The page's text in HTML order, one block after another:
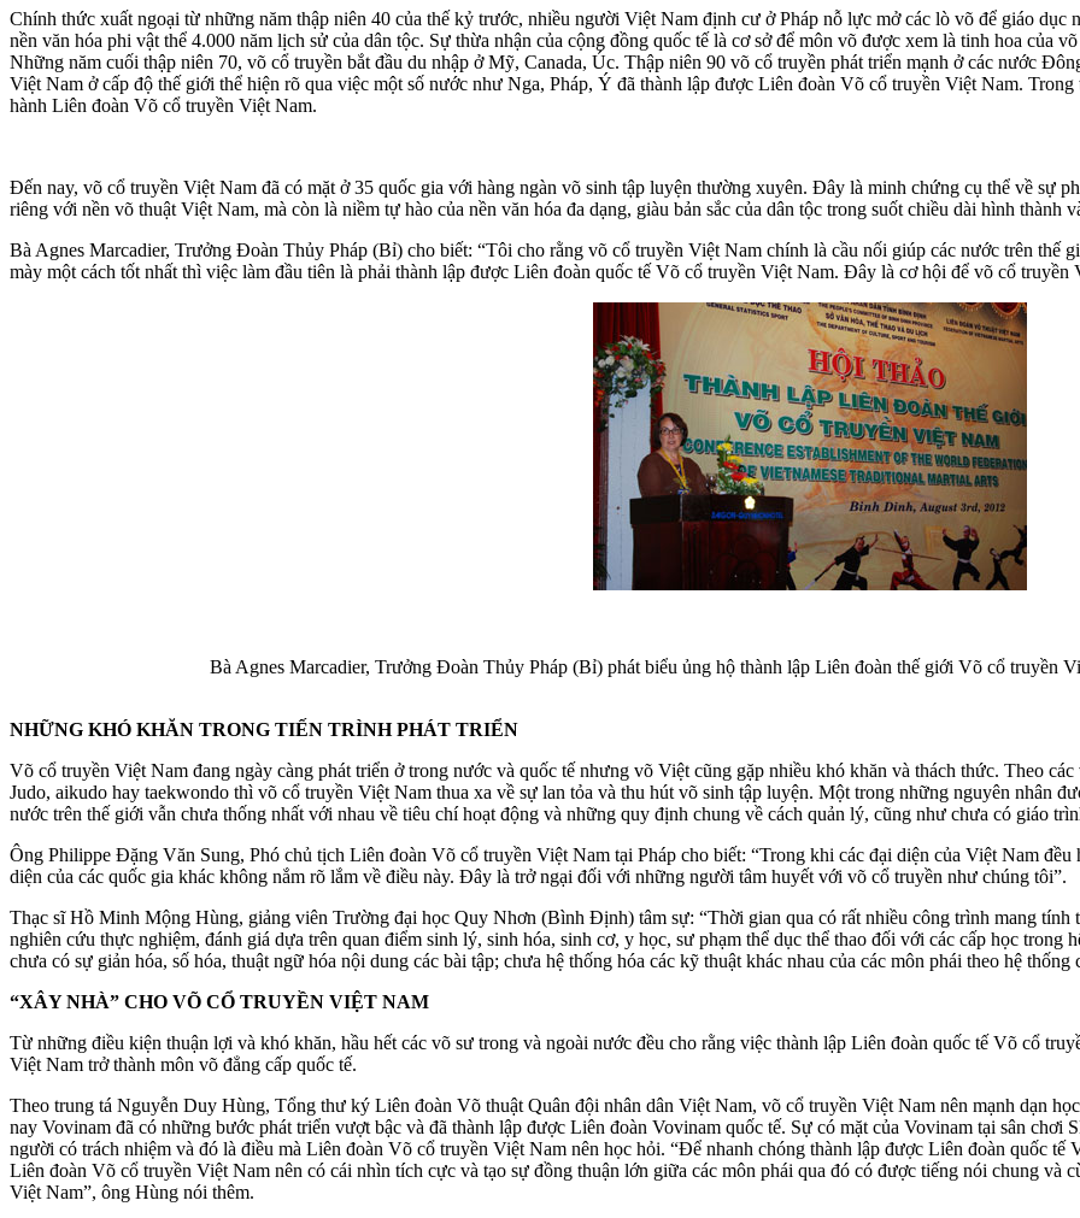
Chính thức xuất ngoại từ những năm thập niên 40 của thế kỷ trước, nhiều người Việt Nam định cư ở Pháp nỗ lực mở các lò võ để giáo dục
nền văn hóa phi vật thể 4.000 năm lịch sử của dân tộc. Sự thừa nhận của cộng đồng quốc tế là cơ sở để môn võ được xem là tinh hoa của
Những năm cuối thập niên 70, võ cổ truyền bắt đầu du nhập ở Mỹ, Canada, Úc. Thập niên 90 võ cổ truyền phát triển mạnh ở các nước
Việt Nam ở cấp độ thế giới thể hiện rõ qua việc một số nước như Nga, Pháp, Ý đã thành lập được Liên đoàn Võ cổ truyền Việt Nam.
hành Liên đoàn Võ cổ truyền Việt Nam.
Đến nay, võ cổ truyền Việt Nam đã có mặt ở 35 quốc gia với hàng ngàn võ sinh tập luyện thường xuyên. Đây là minh chứng cụ thể về sự
riêng với nền võ thuật Việt Nam, mà còn là niềm tự hào của nền văn hóa đa dạng, giàu bản sắc của dân tộc trong suốt chiều dài hình thành
Bà Agnes Marcadier, Trưởng Đoàn Thủy Pháp (Bỉ) cho biết: “Tôi cho rằng võ cổ truyền Việt Nam chính là cầu nối giúp các nước trên thế
mày một cách tốt nhất thì việc làm đầu tiên là phải thành lập được Liên đoàn quốc tế Võ cổ truyền Việt Nam. Đây là cơ hội để võ cổ
Bà Agnes Marcadier, Trưởng Đoàn Thủy Pháp (Bỉ) phát biểu ủng hộ thành lập Liên đoàn thế giới Võ cổ
NHỮNG KHÓ KHĂN TRONG TIẾN TRÌNH PHÁT TRIỂN
Võ cổ truyền Việt Nam đang ngày càng phát triển ở trong nước và quốc tế nhưng võ Việt cũng gặp nhiều khó khăn và thách thức. Theo
Judo, aikudo hay taekwondo thì võ cổ truyền Việt Nam thua xa về sự lan tỏa và thu hút võ sinh tập luyện. Một trong những nguyên nhân
nước trên thế giới vẫn chưa thống nhất với nhau về tiêu chí hoạt động và những quy định chung về cách quản lý, cũng như chưa có giáo
Ông Philippe Đặng Văn Sung, Phó chủ tịch Liên đoàn Võ cổ truyền Việt Nam tại Pháp cho biết: “Trong khi các đại diện của Việt Nam
diện của các quốc gia khác không nắm rõ lắm về điều này. Đây là trở ngại đối với những người tâm huyết với võ cổ truyền như chúng tôi”.
Thạc sĩ Hồ Minh Mộng Hùng, giảng viên Trường đại học Quy Nhơn (Bình Định) tâm sự: “Thời gian qua có rất nhiều công trình mang
nghiên cứu thực nghiệm, đánh giá dựa trên quan điểm sinh lý, sinh hóa, sinh cơ, y học, sư phạm thể dục thể thao đối với các cấp học
chưa có sự giản hóa, số hóa, thuật ngữ hóa nội dung các bài tập; chưa hệ thống hóa các kỹ thuật khác nhau của các môn phái theo hệ
“XÂY NHÀ” CHO VÕ CỔ TRUYỀN VIỆT NAM
Từ những điều kiện thuận lợi và khó khăn, hầu hết các võ sư trong và ngoài nước đều cho rằng việc thành lập Liên đoàn quốc tế Võ cổ
Việt Nam trở thành môn võ đẳng cấp quốc tế.
Theo trung tá Nguyễn Duy Hùng, Tổng thư ký Liên đoàn Võ thuật Quân đội nhân dân Việt Nam, võ cổ truyền Việt Nam nên mạnh dạn
nay Vovinam đã có những bước phát triển vượt bậc và đã thành lập được Liên đoàn Vovinam quốc tế. Sự có mặt của Vovinam tại sân chơi
người có trách nhiệm và đó là điều mà Liên đoàn Võ cổ truyền Việt Nam nên học hỏi. “Để nhanh chóng thành lập được Liên đoàn quốc
Liên đoàn Võ cổ truyền Việt Nam nên có cái nhìn tích cực và tạo sự đồng thuận lớn giữa các môn phái qua đó có được tiếng nói chung và
Việt Nam”, ông Hùng nói thêm.